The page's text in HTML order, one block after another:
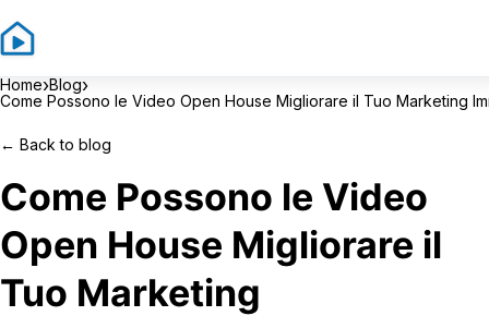
Home›Blog›
Come Possono le Video Open House Migliorare il Tuo Marketing
← Back to blog
Come Possono le Video
Open House Migliorare il
Tuo Marketing